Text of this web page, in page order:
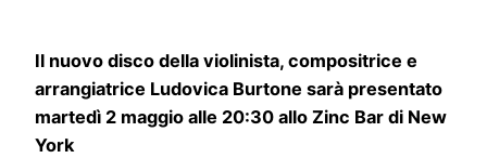
Il nuovo disco della violinista, compositrice e
arrangiatrice Ludovica Burtone sarà presentato
martedì 2 maggio alle 20:30 allo Zinc Bar di New
York